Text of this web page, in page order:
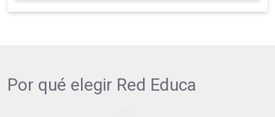
Por qué elegir Red Educa